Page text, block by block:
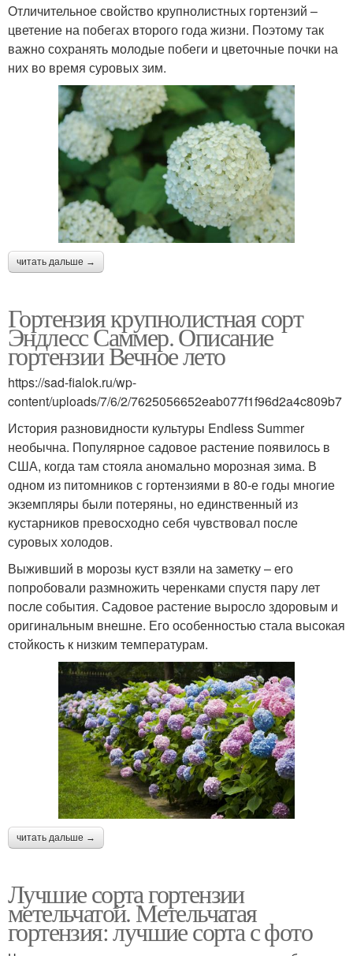
Отличительное свойство крупнолистных гортензий –
цветение на побегах второго года жизни. Поэтому так
важно сохранять молодые побеги и цветочные почки на
них во время суровых зим.
читать дальше →
Гортензия крупнолистная сорт
Эндлесс Саммер. Описание
гортензии Вечное лето
https://sad-fialok.ru/wp-
content/uploads/7/6/2/7625056652eab077f1f96d2a4c809b7
История разновидности культуры Endless Summer
необычна. Популярное садовое растение появилось в
США, когда там стояла аномально морозная зима. В
одном из питомников с гортензиями в 80-е годы многие
экземпляры были потеряны, но единственный из
кустарников превосходно себя чувствовал после
суровых холодов.
Выживший в морозы куст взяли на заметку – его
попробовали размножить черенками спустя пару лет
после события. Садовое растение выросло здоровым и
оригинальным внешне. Его особенностью стала высокая
стойкость к низким температурам.
читать дальше →
Лучшие сорта гортензии
метельчатой. Метельчатая
гортензия: лучшие сорта с фото